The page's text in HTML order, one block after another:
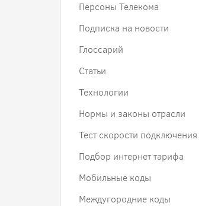
Персоны Телекома
Подписка на новости
Глоссарий
Статьи
Технологии
Нормы и законы отрасли
Тест скорости подключения
Подбор интернет тарифа
Мобильные коды
Междугородние коды